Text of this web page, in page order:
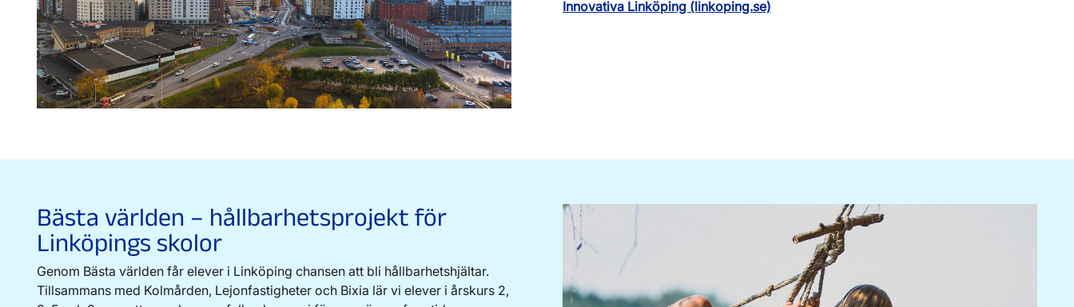
Innovativa Linköping (linkoping.se)
Bästa världen – hållbarhetsprojekt för
Linköpings skolor
Genom Bästa världen får elever i Linköping chansen att bli hållbarhetshjältar.
Tillsammans med Kolmården, Lejonfastigheter och Bixia lär vi elever i årskurs 2,